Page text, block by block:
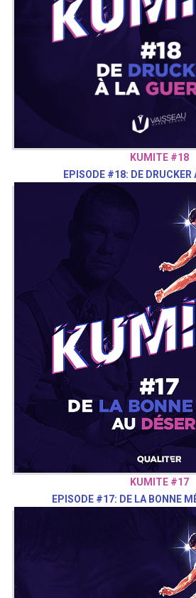
KUMITE #18
EPISODE #18: DE DRUCKER
KUMITE #17
EPISODE #17: DE LA BONNE